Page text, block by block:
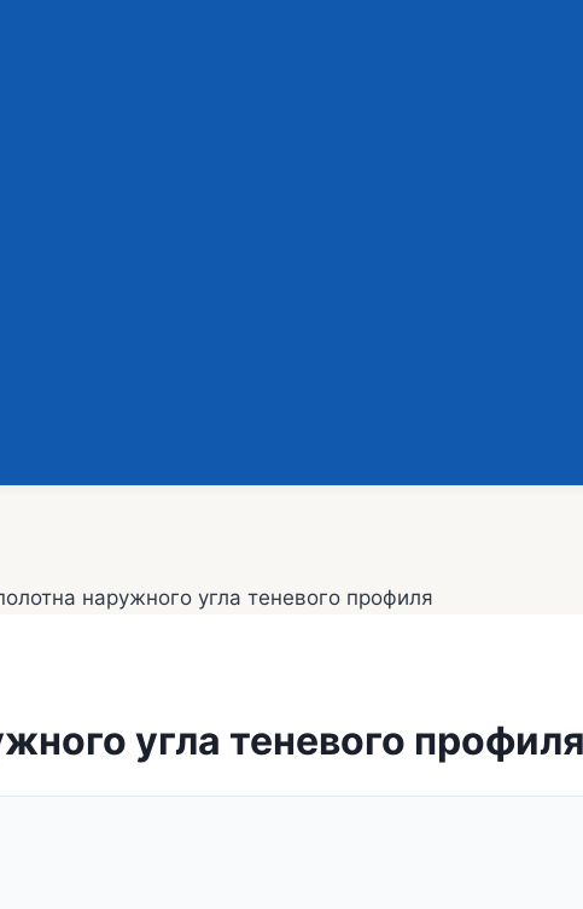
наружного угла теневого профиля
угла теневого